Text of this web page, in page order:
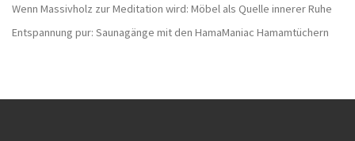
Wenn Massivholz zur Meditation wird: Möbel als Quelle innerer Ruhe
Entspannung pur: Saunagänge mit den HamaManiac Hamamtüchern